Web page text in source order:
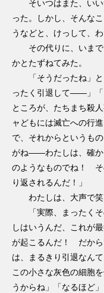
そいつはまた、いい
った。しかし、そんな
うなどと、けっして、
その代りに、いまで
かとたずねてみた。
「そうだったね」と
ったく引退して――」
ところが、たちまち殺
ャどもには滅亡への行
で、それからというも
がね――わたしは、確か
のようなものでね！ そ
り返されるんだ！」
わたしは、大声で笑
「実際、まったくそ
しはいうんだ、これが
が起こるんだ！ だから
は、まるきり引退なん
この小さな灰色の細胞
うからね」「なるほど